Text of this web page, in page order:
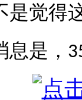
是觉得
息是，